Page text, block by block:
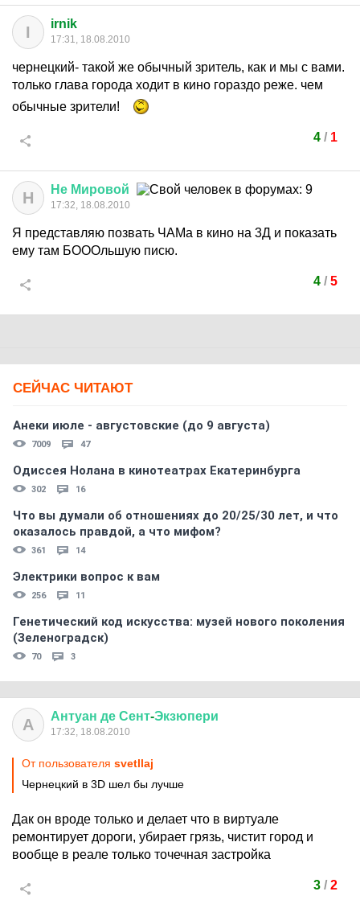
I irnik
17:31, 18.08.2010
чернецкий- такой же обычный зритель, как и мы с вами.
только глава города ходит в кино гораздо реже. чем
обычные зрители!
4/ 1
Н Не Мировой
17:32, 18.08.2010
Я представляю позвать ЧАМа в кино на 3Д и показать
ему там БОООльшую писю.
4/ 5
СЕЙЧАС ЧИТАЮТ
Анеки июле - августовские (до 9 августа)
7009 47
Одиссея Нолана в кинотеатрах Екатеринбурга
302 16
Что вы думали об отношениях до 20/25/30 лет, и что
оказалось правдой, а что мифом?
361 14
Электрики вопрос к вам
256 11
Генетический код искусства: музей нового поколения
(Зеленоградск)
70 3
А Антуан де Сент-Экзюпери
17:32, 18.08.2010
От пользователя svetllaj
Чернецкий в 3D шел бы лучше
Дак он вроде только и делает что в виртуале
ремонтирует дороги, убирает грязь, чистит город и
вообще в реале только точечная застройка
3/ 2